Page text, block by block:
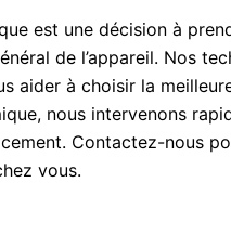
est une décision à
de l’appareil. Nos
aider à choisir la
nous intervenons
Contactez-nous
vous.